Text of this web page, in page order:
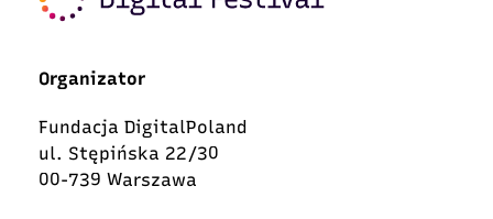
Organizator
Fundacja DigitalPoland
ul. Stępińska 22/30
00-739 Warszawa